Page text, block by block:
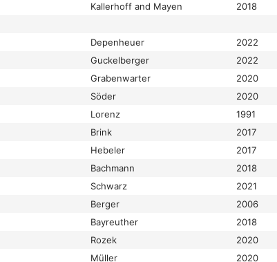
Kallerhoff and Mayen
2018
Depenheuer
2022
Guckelberger
2022
Grabenwarter
2020
Söder
2020
Lorenz
1991
Brink
2017
Hebeler
2017
Bachmann
2018
Schwarz
2021
Berger
2006
Bayreuther
2018
Rozek
2020
Müller
2020